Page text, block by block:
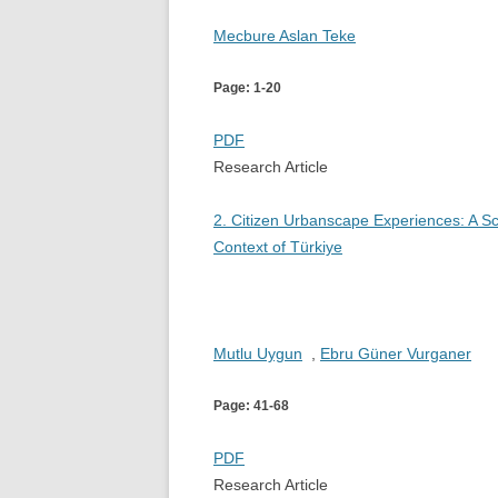
Mecbure Aslan Teke
Page: 1-20
PDF
Research Article
2. Citizen Urbanscape Experiences: A
Context of Türkiye
Mutlu Uygun Ebru Güner Vurganer
Page: 41-68
PDF
Research Article